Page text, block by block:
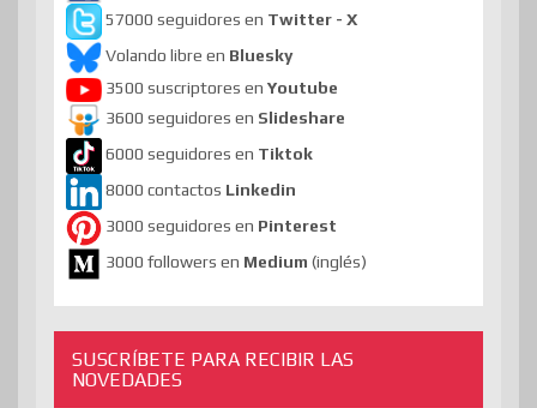
57000 seguidores en Twitter - X
Volando libre en Bluesky
3500 suscriptores en Youtube
3600 seguidores en Slideshare
6000 seguidores en Tiktok
8000 contactos Linkedin
3000 seguidores en Pinterest
3000 followers en Medium (inglés)
SUSCRÍBETE PARA RECIBIR LAS
NOVEDADES